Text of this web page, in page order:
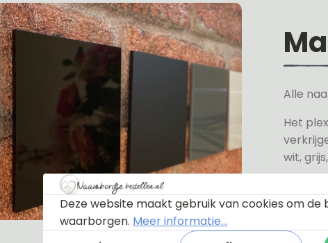
Alle
Het
wit,
Het
een
zeer
Deze website maakt gebruik van cookies om
waarborgen. Meer informatie...